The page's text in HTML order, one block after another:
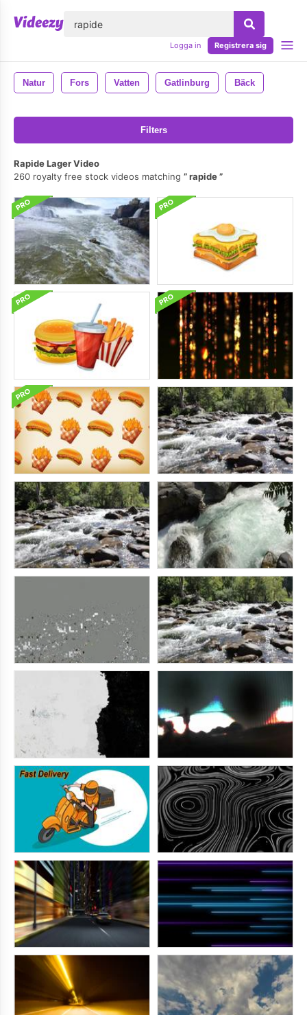
Logga in Registrera sig
Natur Fors Vatten Gatlinburg Bäck
Filters
Rapide Lager Video
260 royalty free stock videos matching
rapide